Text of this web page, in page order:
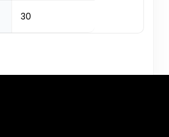
30